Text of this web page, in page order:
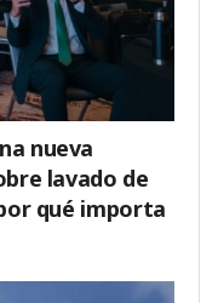
nueva
lavado de
qué importa